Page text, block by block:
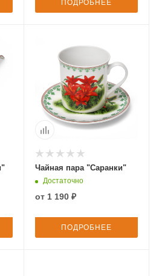
ПОДРОБНЕЕ
Чайная пара "Саранки"
Достаточно
от 1 190 ₽
ПОДРОБНЕЕ